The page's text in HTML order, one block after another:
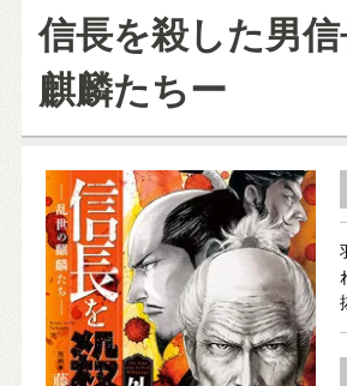
信長を殺した男
麒麟たちー